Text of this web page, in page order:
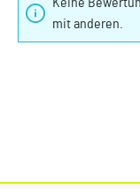
Keine
mit anderen.